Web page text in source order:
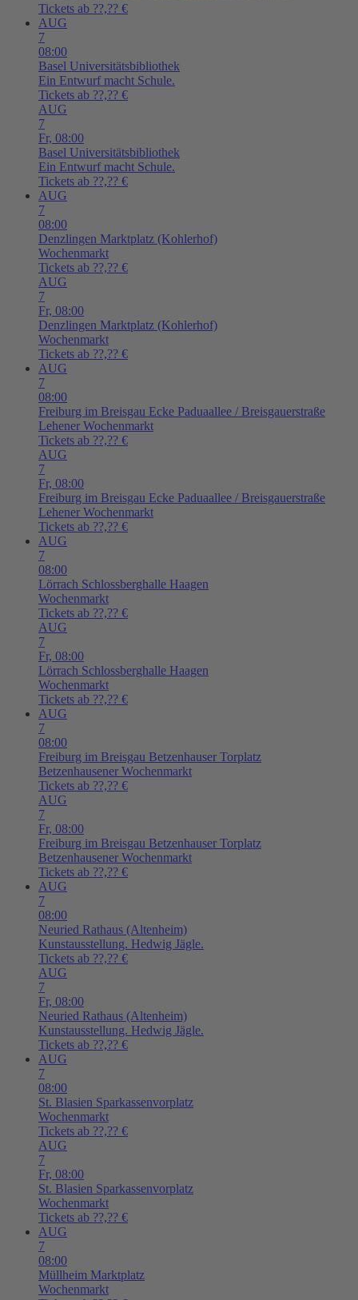
Tickets ab ??,?? €
AUG
7
08:00
Basel Universitätsbibliothek
Ein Entwurf macht Schule.
Tickets ab ??,?? €
AUG
7
Fr, 08:00
Basel Universitätsbibliothek
Ein Entwurf macht Schule.
Tickets ab ??,?? €
AUG
7
08:00
Denzlingen Marktplatz (Kohlerhof)
Wochenmarkt
Tickets ab ??,?? €
AUG
7
Fr, 08:00
Denzlingen Marktplatz (Kohlerhof)
Wochenmarkt
Tickets ab ??,?? €
AUG
7
08:00
Freiburg im Breisgau Ecke Paduaallee / Breisgauerstraße
Lehener Wochenmarkt
Tickets ab ??,?? €
AUG
7
Fr, 08:00
Freiburg im Breisgau Ecke Paduaallee / Breisgauerstraße
Lehener Wochenmarkt
Tickets ab ??,?? €
AUG
7
08:00
Lörrach Schlossberghalle Haagen
Wochenmarkt
Tickets ab ??,?? €
AUG
7
Fr, 08:00
Lörrach Schlossberghalle Haagen
Wochenmarkt
Tickets ab ??,?? €
AUG
7
08:00
Freiburg im Breisgau Betzenhauser Torplatz
Betzenhausener Wochenmarkt
Tickets ab ??,?? €
AUG
7
Fr, 08:00
Freiburg im Breisgau Betzenhauser Torplatz
Betzenhausener Wochenmarkt
Tickets ab ??,?? €
AUG
7
08:00
Neuried Rathaus (Altenheim)
Kunstausstellung. Hedwig Jägle.
Tickets ab ??,?? €
AUG
7
Fr, 08:00
Neuried Rathaus (Altenheim)
Kunstausstellung. Hedwig Jägle.
Tickets ab ??,?? €
AUG
7
08:00
St. Blasien Sparkassenvorplatz
Wochenmarkt
Tickets ab ??,?? €
AUG
7
Fr, 08:00
St. Blasien Sparkassenvorplatz
Wochenmarkt
Tickets ab ??,?? €
AUG
7
08:00
Müllheim Marktplatz
Wochenmarkt